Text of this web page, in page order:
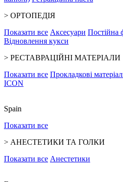
> ОРТОПЕДІЯ
Показати все Аксесуари Постійна
Відновлення кукси
> РЕСТАВРАЦІЙНІ МАТЕРІАЛИ
Показати все Прокладкові
ICON
Spain
Показати все
> АНЕСТЕТИКИ ТА ГОЛКИ
Показати все Анестетики